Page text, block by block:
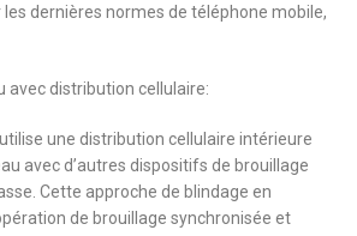
dernières normes de téléphone mobile,
avec distribution cellulaire:
une distribution cellulaire intérieure
avec d’autres dispositifs de brouillage
Cette approche de blindage en
de brouillage synchronisée et